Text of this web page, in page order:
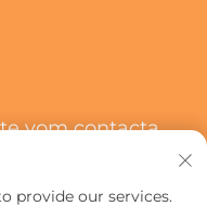
vom contacta
provide our services.